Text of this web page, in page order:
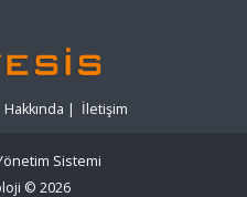
Hakkında | İletişim
Sistemi
© 2026